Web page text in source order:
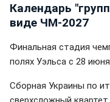
Календарь
виде ЧМ-2027
Финальная стадия
полях Уэльса с 28
Сборная Украины по